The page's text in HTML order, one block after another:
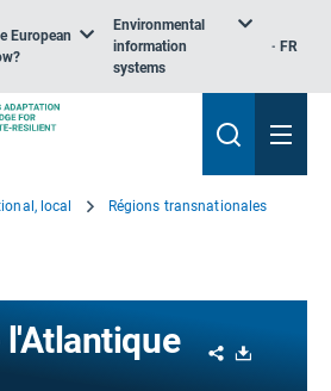
European
Environmental
information
systems
FR
local
Régions transnationales
l'Atlantique Share